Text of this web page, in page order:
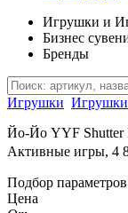
Игрушки и
Бизнес
Бренды
Игрушки Игрушки
Йо-Йо YYF Shutter
Активные игры, 4
Подбор параметров
Цена